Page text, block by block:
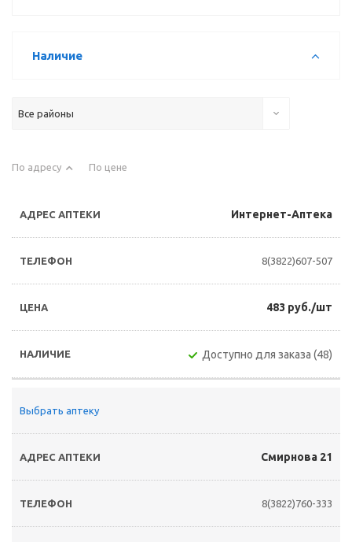
Наличие
Все районы
По адресу По цене
Интернет-Аптека
8(3822)607-507
483 руб./шт
Доступно для заказа (48)
Выбрать аптеку
Смирнова 21
8(3822)760-333